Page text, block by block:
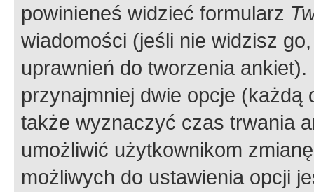
powinieneś widzieć formularz
wiadomości (jeśli nie widzisz
uprawnień do tworzenia
przynajmniej dwie opcje
także wyznaczyć czas trwania
umożliwić użytkownikom
możliwych do ustawienia opcji